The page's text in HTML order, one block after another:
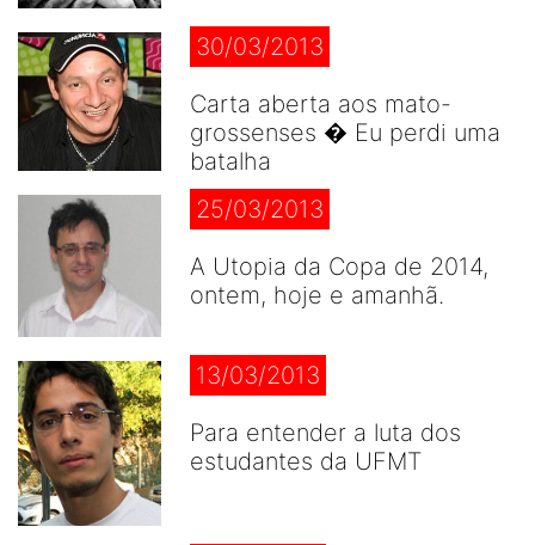
30/03/2013
Carta aberta aos mato-
grossenses � Eu perdi uma
batalha
25/03/2013
A Utopia da Copa de 2014,
ontem, hoje e amanhã.
13/03/2013
Para entender a luta dos
estudantes da UFMT